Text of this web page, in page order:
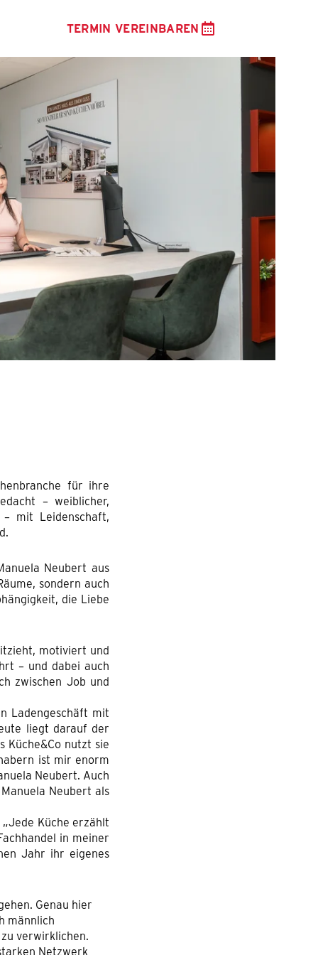
TERMIN VEREINBAREN
für ihre
– weiblicher,
mit Leidenschaft,
Neubert aus
sondern auch
die Liebe
motiviert und
– und dabei auch
zwischen Job und
Ladengeschäft mit
liegt darauf der
Küche&Co nutzt sie
ist mir enorm
Neubert. Auch
Neubert als
Küche erzählt
in meiner
Jahr ihr eigenes
Genau hier
männlich
verwirklichen.
Netzwerk